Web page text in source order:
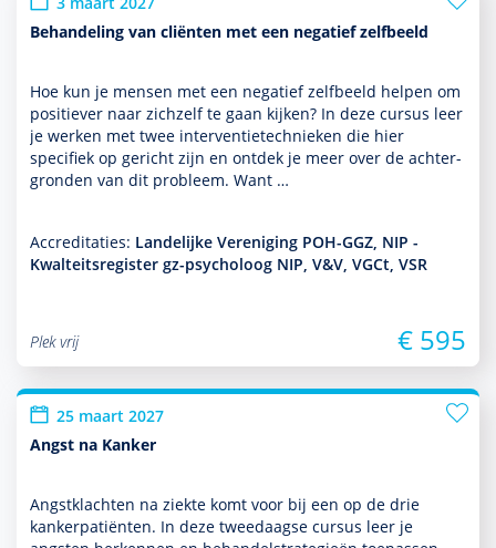
Behandeling van cliënten met een negatief zelfbeeld
Hoe kun je mensen met een negatief zelfbeeld helpen om
positiever naar zichzelf te gaan kijken? In deze cursus leer
je werken met twee inter­ventietech­nieken die hier
specifiek op gericht zijn en ontdek je meer over de achter­
gronden van dit probleem. Want …
Accreditaties: Landelijke Vereniging POH-GGZ, NIP -
Kwalteitsregister gz-psycholoog NIP, V&V, VGCt, VSR
Plek vrij € 595
25 maart 2027
Angst na Kanker
Angstklachten na ziekte komt voor bij een op de drie
kankerpatiënten. In deze tweedaagse cursus leer je